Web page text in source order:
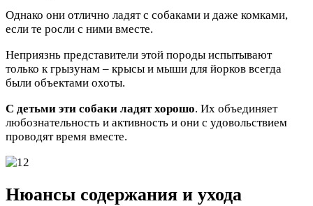
Однако они отлично ладят с собаками и даже комками,
если те росли с ними вместе.
Неприязнь представители этой породы испытывают
только к грызунам – крысы и мыши для йорков всегда
были объектами охоты.
С детьми эти собаки ладят хорошо. Их объединяет
любознательность и активность и они с удовольствием
проводят время вместе.
Нюансы содержания и ухода